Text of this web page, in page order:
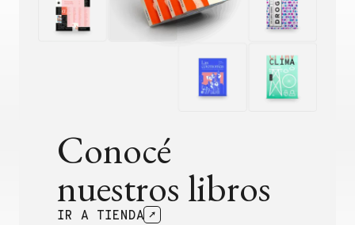
Conocé
nuestros libros
IR A TIENDA